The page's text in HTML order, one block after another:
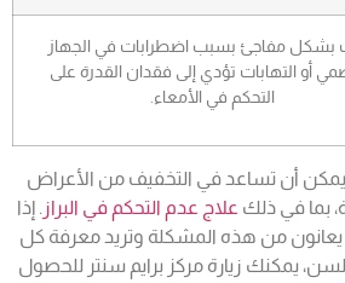
بشكل مفاجئ بسبب اضطرابات في الجهاز
أو التهابات تؤدي إلى فقدان القدرة على
التحكم في الأمعاء.
أن تساعد في التخفيف من الأعراض
بما في ذلك علاج عدم التحكم في البراز . إذا
يعانون من هذه المشكلة وتريد معرفة كل
، يمكنك زيارة مركز برايم سنتر للحصول